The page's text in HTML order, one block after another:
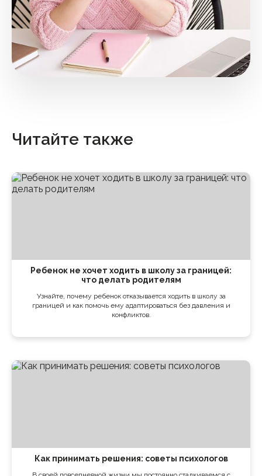
Читайте также
Ребенок не хочет ходить в школу за границей:
что делать родителям
Узнайте, почему ребенок отказывается ходить в школу за
границей и как помочь ему адаптироваться без давления и
конфликтов.
Как принимать решения: советы психологов